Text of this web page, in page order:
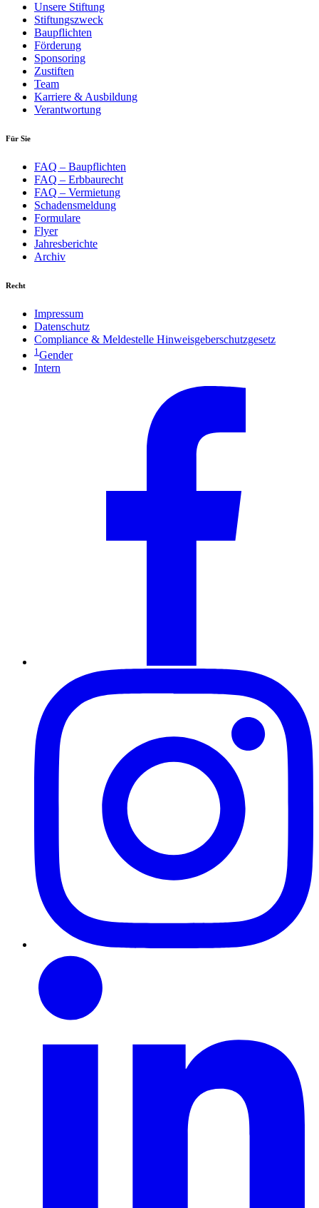
Unsere Stiftung
Stiftungszweck
Baupflichten
Förderung
Sponsoring
Zustiften
Team
Karriere & Ausbildung
Verantwortung
Für Sie
FAQ – Baupflichten
FAQ – Erbbaurecht
FAQ – Vermietung
Schadensmeldung
Formulare
Flyer
Jahresberichte
Archiv
Recht
Impressum
Datenschutz
Compliance & Meldestelle Hinweisgeberschutzgesetz
1 Gender
Intern